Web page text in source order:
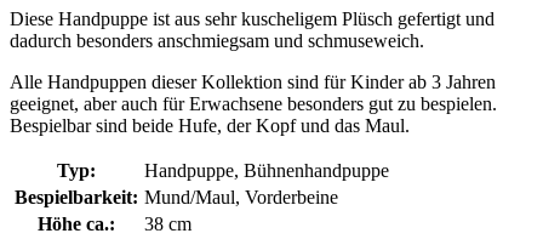
Diese Handpuppe ist aus sehr kuscheligem Plüsch gefertigt und
dadurch besonders anschmiegsam und schmuseweich.
Alle Handpuppen dieser Kollektion sind für Kinder ab 3 Jahren
geeignet, aber auch für Erwachsene besonders gut zu bespielen.
Bespielbar sind beide Hufe, der Kopf und das Maul.
Typ:
Handpuppe, Bühnenhandpuppe
Bespielbarkeit: Mund/Maul, Vorderbeine
Höhe ca.:
38 cm